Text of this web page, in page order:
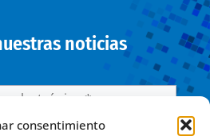
consentimiento
noticias